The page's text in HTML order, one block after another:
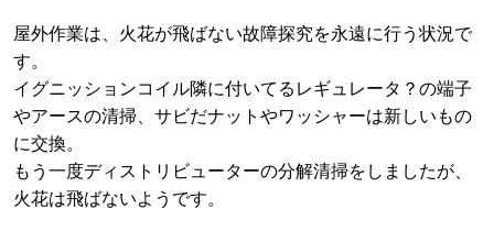
屋外作業は、火花が飛ばない故障探究を永遠に行う状況で
す。
イグニッションコイル隣に付いてるレギュレータ？の端子
やアースの清掃、サビだナットやワッシャーは新しいもの
に交換。
もう一度ディストリビューターの分解清掃をしましたが、
火花は飛ばないようです。